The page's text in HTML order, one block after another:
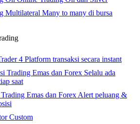
Multilateral Many to many di bursa
4 Platform transaksi secara instant
Trading Emas dan Forex Selalu ada
saat
Emas dan Forex Alert peluang &
Custom